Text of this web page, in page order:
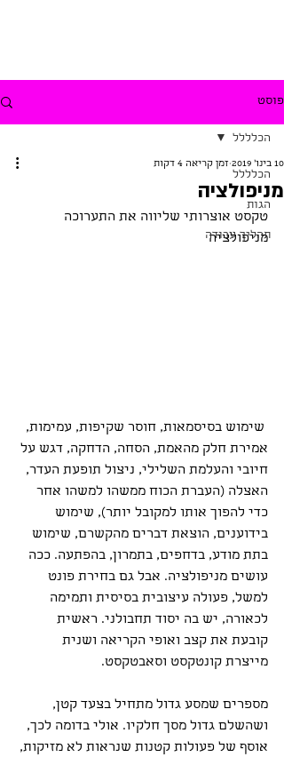
פוסט
הכלללל
הגות
תהליך עבודה
הכלללל
מניפולציה
10 בינו׳ 2019 זמן קריאה 4 דקות
טקסט אוצרותי שליווה את התערוכה
מניפולציה
שימוש בסיסמאות, חוסר שקיפות, עמימות,
אמירת חלק מהאמת, הסחה, הדחקה, דגש על
חיובי והעלמת השלילי, ניצול תופעת העדר,
האצלה (העברת הכוח ממשהו למשהו אחר
כדי להפוך אותו למקובל יותר), שימוש
בידוענים, הוצאת דברים מהקשרם, שימוש
בתת מודע, בדחפים, בתמרון, בהפתעה. ככה
עושים מניפולציה. אבל גם בחירת פונט
למשל, פעולה עיצובית בסיסית ותמימה
לכאורה, יש בה יסוד תחבולני. ראשית
קובעת את קצב ואופי הקריאה ושנית
מייצרת קונטקסט וסאבטקסט.
מספרים שמסע גדול מתחיל בצעד קטן,
ושהשלם גדול מסך חלקיו. אולי בדומה לכך,
אוסף של פעולות קטנות שנראות לא מזיקות,